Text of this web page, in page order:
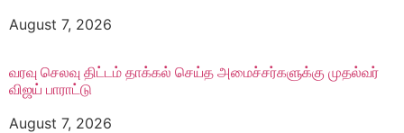
August 7, 2026
வரவு செலவு திட்டம் தாக்கல் செய்த அமைச்சர்களுக்கு முதல்வர்
விஜய் பாராட்டு
August 7, 2026